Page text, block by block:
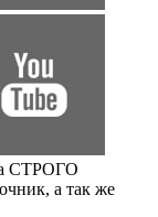
СТРОГО
а так же